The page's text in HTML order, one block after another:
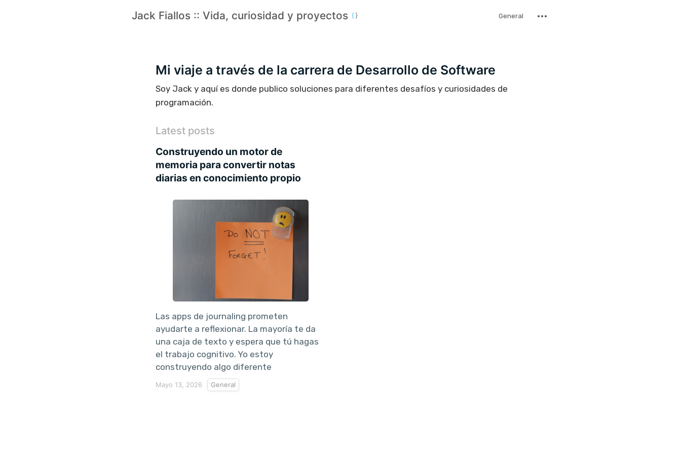
Jack Fiallos :: Vida, curiosidad y proyectos General
Mi viaje a través de la carrera de Desarrollo de Software
Soy Jack y aquí es donde publico soluciones para diferentes desafíos y curiosidades de
programación.
Latest posts
Construyendo un motor de
memoria para convertir notas
diarias en conocimiento propio
Las apps de journaling prometen
ayudarte a reflexionar. La mayoría te da
una caja de texto y espera que tú hagas
el trabajo cognitivo. Yo estoy
construyendo algo diferente
Mayo 13, 2026 General